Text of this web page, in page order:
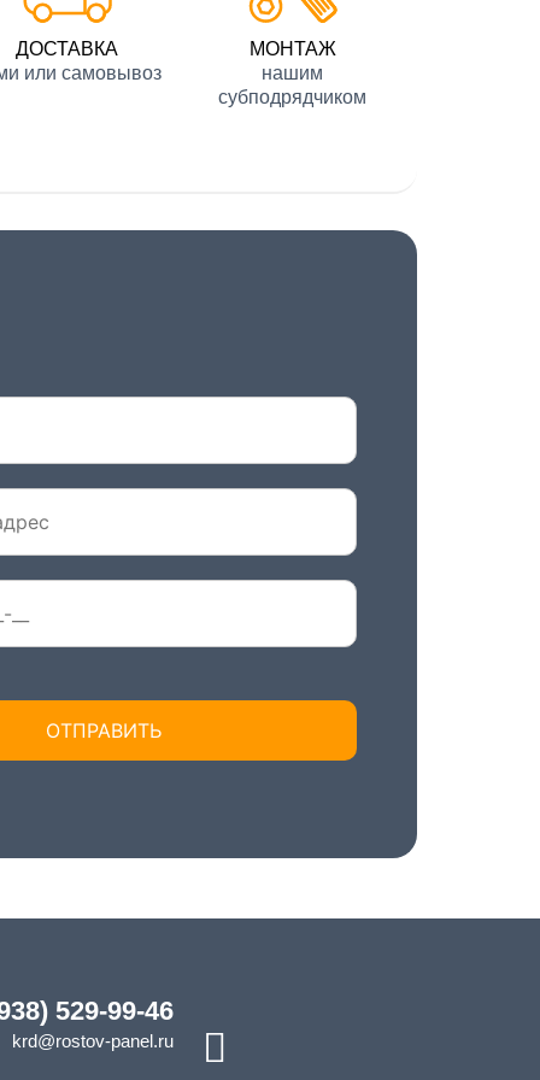
ДОСТАВКА
или самовывоз
МОНТАЖ
нашим
субподрядчиком
529-99-46
krd@rostov-panel.ru